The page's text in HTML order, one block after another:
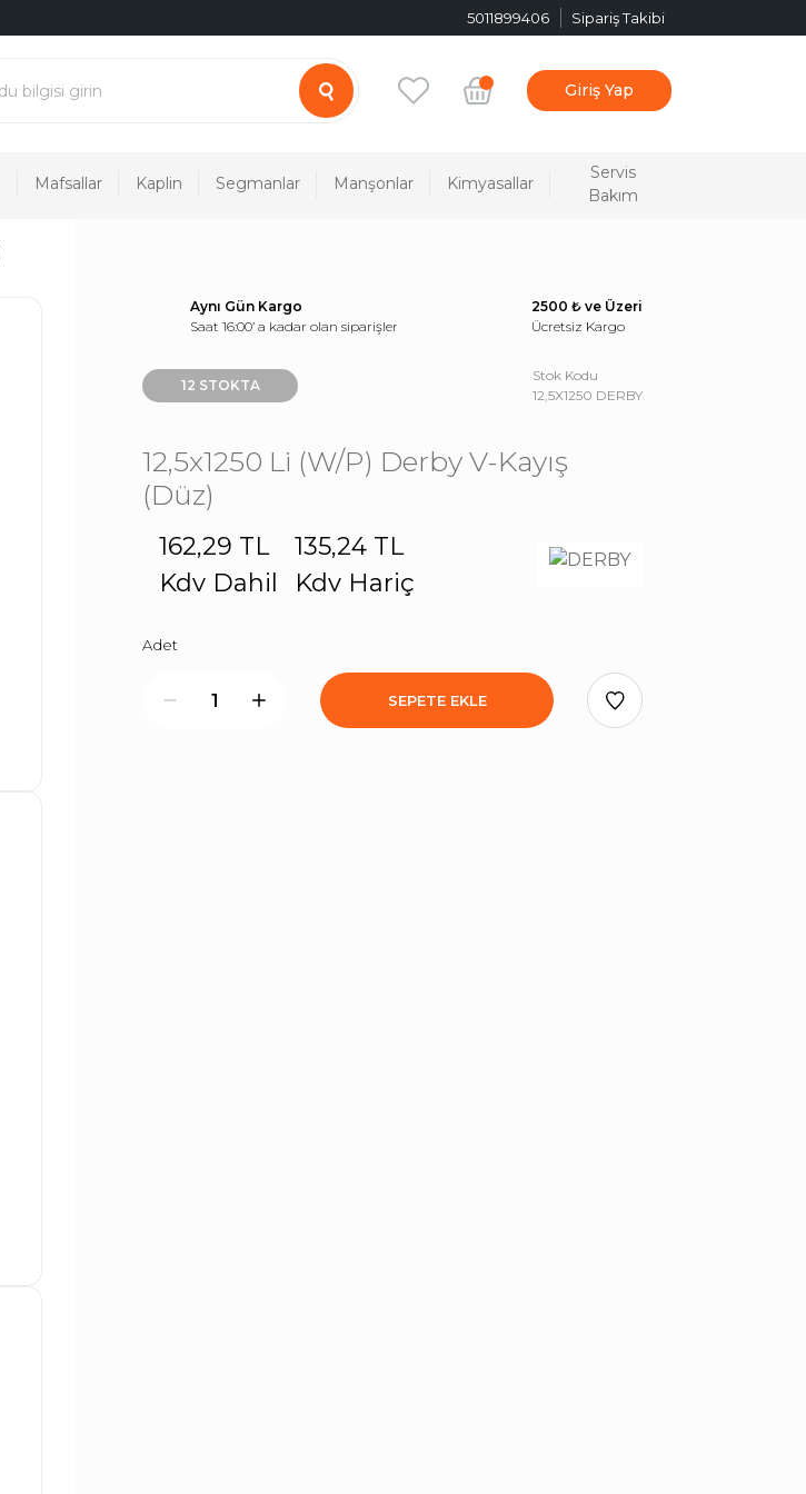
5011899406 Sipariş Takibi
Giriş Yap
Mafsallar Kaplin Segmanlar Manşonlar Kimyasallar
Servis
Bakım
Aynı Gün Kargo
Saat 16:00’ a kadar olan siparişler
2500 ₺ ve Üzeri
Ücretsiz Kargo
12 STOKTA
Stok Kodu
12,5X1250 DERBY
12,5x1250 Li (W/P) Derby V-Kayış
(Düz)
162,29 TL
Kdv Dahil
135,24 TL
Kdv Hariç
Adet
SEPETE EKLE